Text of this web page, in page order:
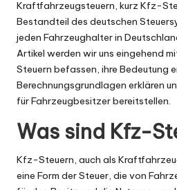
Kraftfahrzeugsteuern, kurz Kfz-
Bestandteil des deutschen
jeden Fahrzeughalter in
Artikel werden wir uns eingehend
Steuern befassen, ihre Bedeutung
Berechnungsgrundlagen erklären
für Fahrzeugbesitzer bereitstellen.
Was sind Kfz-
Kfz-Steuern, auch als
eine Form der Steuer, die von